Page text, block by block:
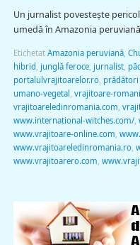
Un jurnalist povesteşte
umedă în Amazonia peruviană
Etichetat Amazonia peruviană,
hibrid junglă feroce, jurnalist,
portalulvrajitoarelor.ro, prădători
umano-vegetal vrajitoare-
vrajitoareledinromania.com
www.international-witches.com/,
www.vrajitoare-online.com
www.vrajitoareledinromania.ro,
www.vrajitoarero.com